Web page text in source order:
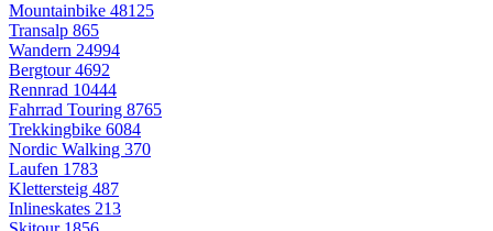
Mountainbike 48125
Transalp 865
Wandern 24994
Bergtour4692
Rennrad 10444
Fahrrad Touring 8765
Trekkingbike 6084
Nordic Walking 370
Laufen 1783
Klettersteig 487
Inlineskates 213